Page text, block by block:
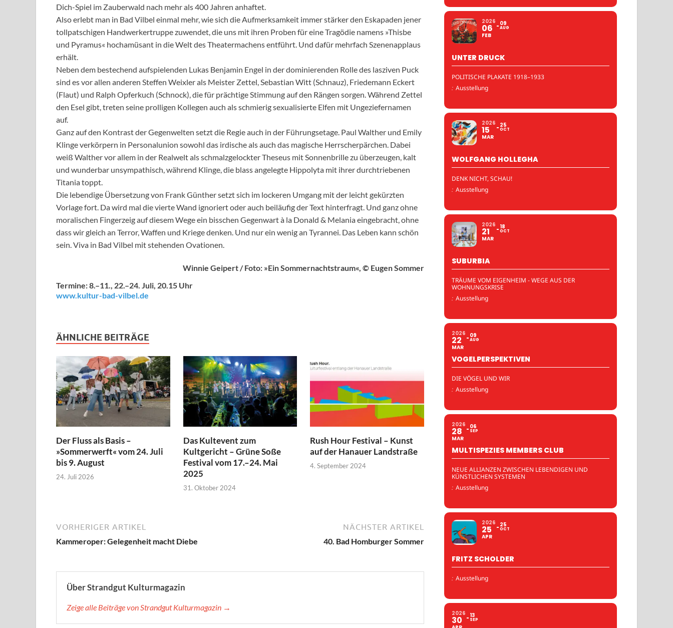
Dich-Spiel im Zauberwald nach mehr als 400 Jahren anhaftet.
Also erlebt man in Bad Vilbel einmal mehr, wie sich die Aufmerksamkeit immer stärker den Eskapaden jener
tollpatschigen Handwerkertruppe zuwendet, die uns mit ihren Proben für eine Tragödie namens »Thisbe
und Pyramus« hochamüsant in die Welt des Theatermachens entführt. Und dafür mehrfach Szenenapplaus
erhält.
Neben dem bestechend aufspielenden Lukas Benjamin Engel in der dominierenden Rolle des lasziven Puck
sind es vor allen anderen Steffen Weixler als Meister Zettel, Sebastian Witt (Schnauz), Friedemann Eckert
(Flaut) und Ralph Opferkuch (Schnock), die für prächtige Stimmung auf den Rängen sorgen. Während Zettel
den Esel gibt, treten seine prolligen Kollegen auch als schmierig sexualisierte Elfen mit Ungeziefernamen
auf.
Ganz auf den Kontrast der Gegenwelten setzt die Regie auch in der Führungsetage. Paul Walther und Emily
Klinge verkörpern in Personalunion sowohl das irdische als auch das magische Herrscherpärchen. Dabei
weiß Walther vor allem in der Realwelt als schmalzgelockter Theseus mit Sonnenbrille zu überzeugen, kalt
und wunderbar unsympathisch, während Klinge, die blass angelegte Hippolyta mit ihrer durchtriebenen
Titania toppt.
Die lebendige Übersetzung von Frank Günther setzt sich im lockeren Umgang mit der leicht gekürzten
Vorlage fort. Da wird mal die vierte Wand ignoriert oder auch beiläufig der Text hinterfragt. Und ganz ohne
moralischen Fingerzeig auf diesem Wege ein bisschen Gegenwart à la Donald & Melania eingebracht, ohne
dass wir gleich an Terror, Waffen und Kriege denken. Und nur ein wenig an Tyrannei. Das Leben kann schön
sein. Viva in Bad Vilbel mit stehenden Ovationen.
Winnie Geipert / Foto: »Ein Sommernachtstraum«, © Eugen Sommer
Termine: 8.–11., 22.–24. Juli, 20.15 Uhr
www.kultur-bad-vilbel.de
ÄHNLICHE BEITRÄGE
Der Fluss als Basis –
»Sommerwerft« vom 24. Juli
bis 9. August
24. Juli 2026
Das Kultevent zum
Kultgericht – Grüne Soße
Festival vom 17.–24. Mai
2025
31. Oktober 2024
Rush Hour Festival – Kunst
auf der Hanauer Landstraße
4. September 2024
VORHERIGER ARTIKEL
Kammeroper: Gelegenheit macht Diebe
NÄCHSTER ARTIKEL
40. Bad Homburger Sommer
Über Strandgut Kulturmagazin
Zeige alle Beiträge von Strandgut Kulturmagazin →
2026
06
FEB
09
AUG
UNTER DRUCK
POLITISCHE PLAKATE 1918–1933
: Ausstellung
2026
15
MAR
25
OCT
WOLFGANG HOLLEGHA
DENK NICHT, SCHAU!
: Ausstellung
2026
21
MAR
18
OCT
SUBURBIA
TRÄUME VOM EIGENHEIM - WEGE AUS DER
WOHNUNGSKRISE
: Ausstellung
2026
22
MAR
09
AUG
VOGELPERSPEKTIVEN
DIE VÖGEL UND WIR
: Ausstellung
2026
28
MAR
06
SEP
MULTISPEZIES MEMBERS CLUB
NEUE ALLIANZEN ZWISCHEN LEBENDIGEN UND
KÜNSTLICHEN SYSTEMEN
: Ausstellung
2026
25
APR
25
OCT
FRITZ SCHOLDER
: Ausstellung
2026
30 13
SEP